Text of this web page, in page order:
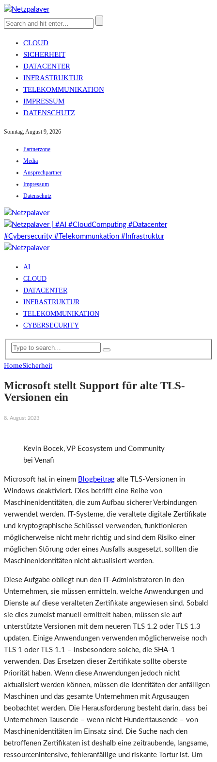
CLOUD
SICHERHEIT
DATACENTER
INFRASTRUKTUR
TELEKOMMUNIKATION
IMPRESSUM
DATENSCHUTZ
Sonntag, August 9, 2026
Partnerzone
Media
Ansprechpartner
Impressum
Datenschutz
AI
CLOUD
DATACENTER
INFRASTRUKTUR
TELEKOMMUNIKATION
CYBERSECURITY
HomeSicherheit
Microsoft stellt Support für alte TLS-
Versionen ein
8. August 2023
Kevin Bocek, VP Ecosystem und Community
bei Venafi
Microsoft hat in einem Blogbeitrag alte TLS-Versionen in
Windows deaktiviert. Dies betrifft eine Reihe von
Maschinenidentitäten, die zum Aufbau sicherer Verbindungen
verwendet werden. IT-Systeme, die veraltete digitale Zertifikate
und kryptographische Schlüssel verwenden, funktionieren
möglicherweise nicht mehr richtig und sind dem Risiko einer
möglichen Störung oder eines Ausfalls ausgesetzt, sollten die
Maschinenidentitäten nicht aktualisiert werden.
Diese Aufgabe obliegt nun den IT-Administratoren in den
Unternehmen, sie müssen ermitteln, welche Anwendungen und
Dienste auf diese veralteten Zertifikate angewiesen sind. Sobald
sie dies zumeist manuell ermittelt haben, müssen sie auf
unterstützte Versionen mit dem neueren TLS 1.2 oder TLS 1.3
updaten. Einige Anwendungen verwenden möglicherweise noch
TLS 1 oder TLS 1.1 – insbesondere solche, die SHA-1
verwenden. Das Ersetzen dieser Zertifikate sollte oberste
Priorität haben. Wenn diese Anwendungen jedoch nicht
aktualisiert werden können, müssen die Identitäten der anfälligen
Maschinen und das gesamte Unternehmen mit Argusaugen
beobachtet werden. Die Herausforderung besteht darin, dass bei
Unternehmen Tausende – wenn nicht Hunderttausende – von
Maschinenidentitäten im Einsatz sind. Die Suche nach den
betroffenen Zertifikaten ist deshalb eine zeitraubende, langsame,
ressourcenintensive, fehleranfällige und riskante Tortur ist. Um